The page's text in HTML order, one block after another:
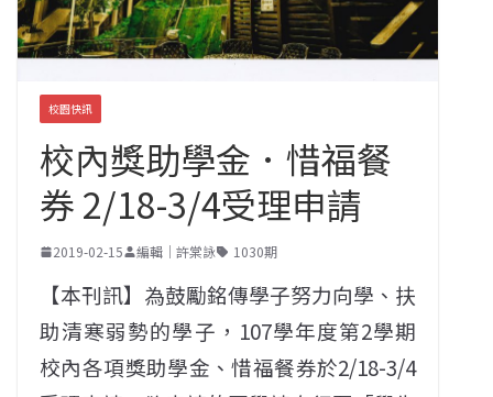
校園快訊
校內獎助學金．惜福餐
券 2/18-3/4受理申請
2019-02-15 編輯｜許棠詠 1030期
【本刊訊】為鼓勵銘傳學子努力向學、扶
助清寒弱勢的學子，107學年度第2學期
校內各項獎助學金、惜福餐券於2/18-3/4